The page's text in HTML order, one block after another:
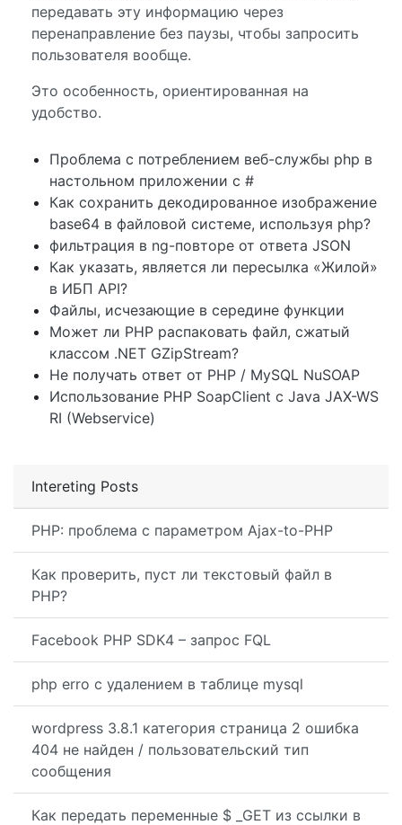
Intereting Posts
PHP: проблема с параметром Ajax-to-PHP
Как проверить, пуст ли текстовый файл в
PHP?
Facebook PHP SDK4 – запрос FQL
php erro с удалением в таблице mysql
wordpress 3.8.1 категория страница 2 ошибка
404 не найден / пользовательский тип
сообщения
Как передать переменные $ _GET из ссылки в
передавать эту информацию через
перенаправление без паузы, чтобы запросить
пользователя вообще.
Это особенность, ориентированная на
удобство.
Проблема с потреблением веб-службы php в
настольном приложении c #
Как сохранить декодированное изображение
base64 в файловой системе, используя php?
фильтрация в ng-повторе от ответа JSON
Как указать, является ли пересылка «Жилой»
в ИБП API?
Файлы, исчезающие в середине функции
Может ли PHP распаковать файл, сжатый
классом .NET GZipStream?
Не получать ответ от PHP / MySQL NuSOAP
Использование PHP SoapClient с Java JAX-WS
RI (Webservice)